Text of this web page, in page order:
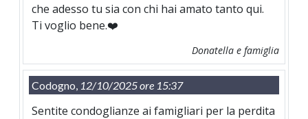
che adesso tu sia con chi hai amato tanto qui.
Ti voglio bene.❤️
Donatella e famiglia
Codogno, 12/10/2025 ore 15:37
Sentite condoglianze ai famigliari per la perdita